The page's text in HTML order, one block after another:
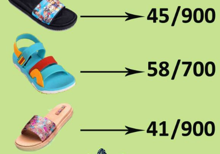
دمپایی ژله ایطبی بخاطر جنس نرم و لطیفی که دارد بسیار راحت بوده و
افرادی که به دنبال حفظ سلامتی خود هستند از این مدل دمپایی به